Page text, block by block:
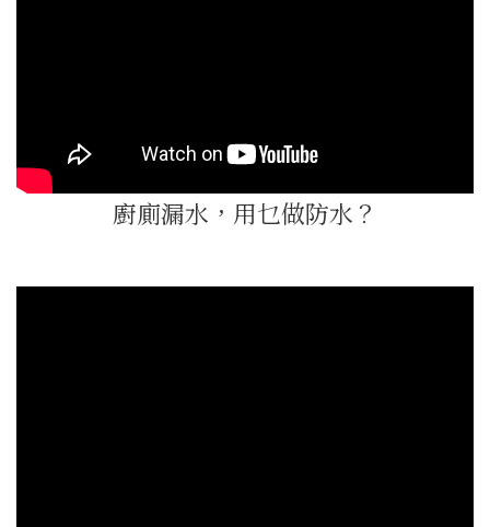
廚廁漏水，用乜做防水？